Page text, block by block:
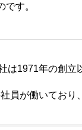
です。
は1971年の創立
員が働いており